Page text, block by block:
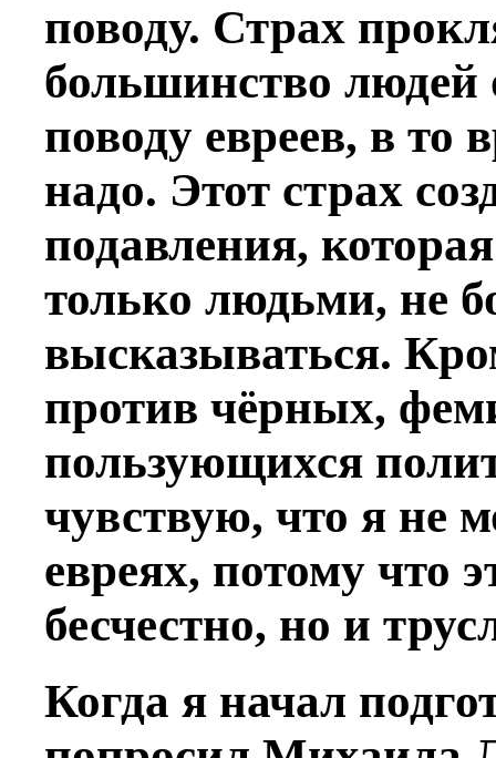
поводу. Страх
большинство
поводу евреев, в то
надо. Этот страх
подавления,
только людьми, не
высказываться.
против чёрных,
пользующихся
чувствую, что я не
евреях, потому что
бесчестно, но и
Когда я начал